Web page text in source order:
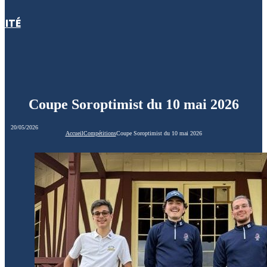
Coupe Soroptimist du 10 mai 2026
20/05/2026
AccueilCompétitionsCoupe Soroptimist du 10 mai 2026